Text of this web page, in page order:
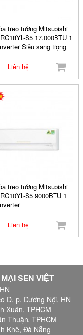
treo tường Mitsubishi
S5 17.000BTU 1
Siêu sang trọng
Liên hệ
treo tường Mitsubishi
S5 9000BTU 1
Liên hệ
SEN VIỆT
D, p. Dương Nội, HN
Xuân, TPHCM
Thuận, TPHCM
Khê, Đà Nẵng